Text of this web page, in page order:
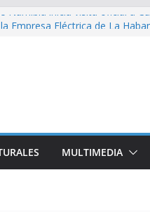
Namibia inicia visita oficial a
su labor contra Cuba
en la marcha contra la
MULTIMEDIA